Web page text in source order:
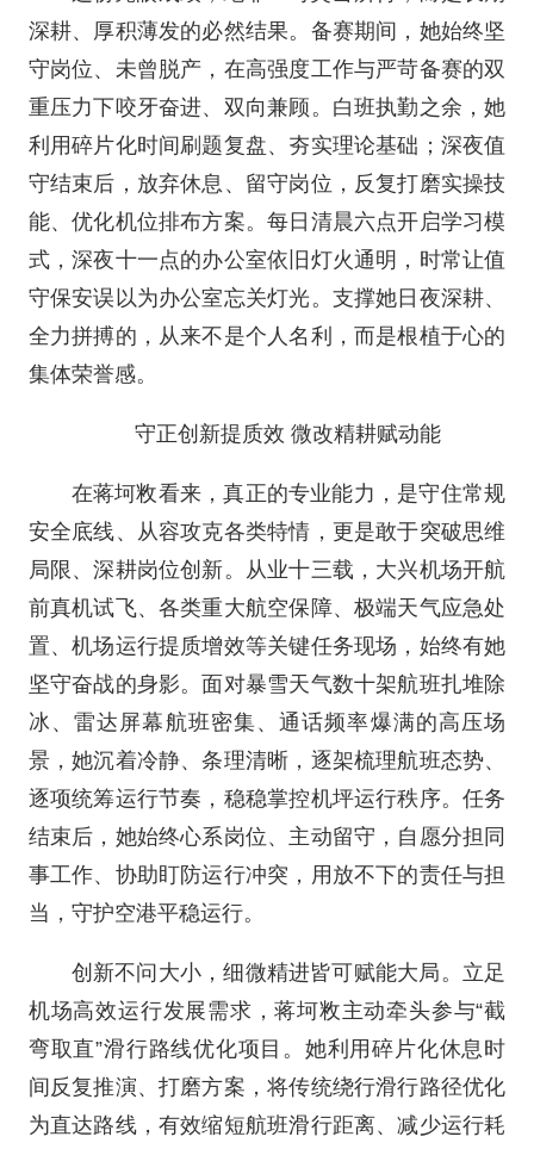
深耕、厚积薄发的必然结果。备赛期间，她始终坚
守岗位、未曾脱产，在高强度工作与严苛备赛的双
重压力下咬牙奋进、双向兼顾。白班执勤之余，她
利用碎片化时间刷题复盘、夯实理论基础；深夜值
守结束后，放弃休息、留守岗位，反复打磨实操技
能、优化机位排布方案。每日清晨六点开启学习模
式，深夜十一点的办公室依旧灯火通明，时常让值
守保安误以为办公室忘关灯光。支撑她日夜深耕、
全力拼搏的，从来不是个人名利，而是根植于心的
集体荣誉感。
守正创新提质效 微改精耕赋动能
在蒋坷敉看来，真正的专业能力，是守住常规
安全底线、从容攻克各类特情，更是敢于突破思维
局限、深耕岗位创新。从业十三载，大兴机场开航
前真机试飞、各类重大航空保障、极端天气应急处
置、机场运行提质增效等关键任务现场，始终有她
坚守奋战的身影。面对暴雪天气数十架航班扎堆除
冰、雷达屏幕航班密集、通话频率爆满的高压场
景，她沉着冷静、条理清晰，逐架梳理航班态势、
逐项统筹运行节奏，稳稳掌控机坪运行秩序。任务
结束后，她始终心系岗位、主动留守，自愿分担同
事工作、协助盯防运行冲突，用放不下的责任与担
当，守护空港平稳运行。
创新不问大小，细微精进皆可赋能大局。立足
机场高效运行发展需求，蒋坷敉主动牵头参与“截
弯取直”滑行路线优化项目。她利用碎片化休息时
间反复推演、打磨方案，将传统绕行滑行路径优化
为直达路线，有效缩短航班滑行距离、减少运行耗